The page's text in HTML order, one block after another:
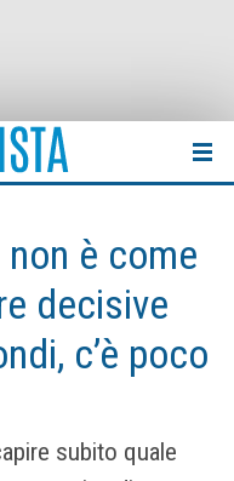
è come
decisive
c’è poco
subito quale